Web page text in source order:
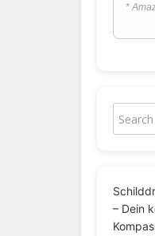
*
– Dein